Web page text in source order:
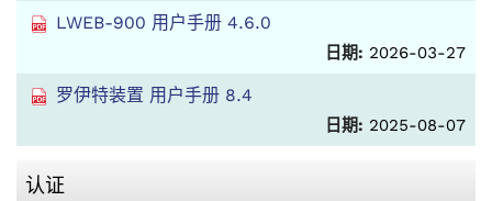
LWEB-900 用户手册 4.6.0
日期: 2026-03-27
罗伊特装置 用户手册 8.4
日期: 2025-08-07
认证